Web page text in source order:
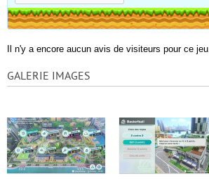
Il n'y a encore aucun avis de visiteurs pour ce jeu.
GALERIE IMAGES